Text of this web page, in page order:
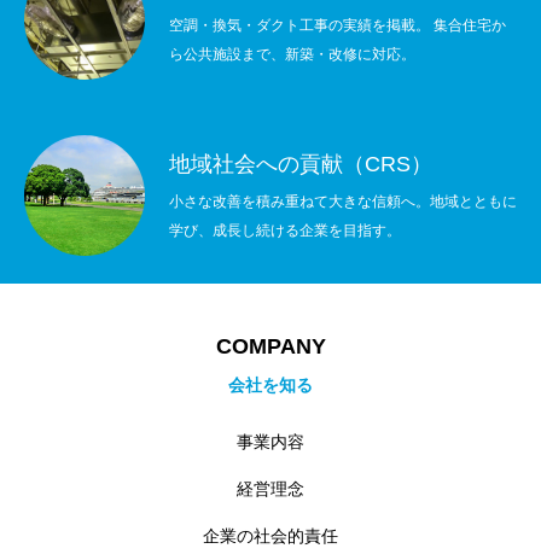
空調・換気・ダクト工事の実績を掲載。 集合住宅か
ら公共施設まで、新築・改修に対応。
地域社会への貢献（CRS）
小さな改善を積み重ねて大きな信頼へ。地域とともに
学び、成長し続ける企業を目指す。
COMPANY
会社を知る
事業内容
経営理念
企業の社会的責任